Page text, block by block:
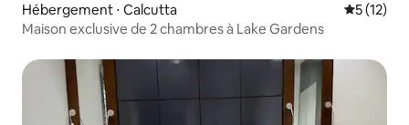
Hébergement ⋅ Calcutta
5 (12)
Maison exclusive de 2 chambres à Lake Gardens